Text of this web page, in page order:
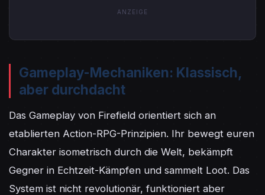
ANZEIGE
Gameplay-Mechaniken: Klassisch,
aber durchdacht
Das Gameplay von Firefield orientiert sich an
etablierten Action-RPG-Prinzipien. Ihr bewegt euren
Charakter isometrisch durch die Welt, bekämpft
Gegner in Echtzeit-Kämpfen und sammelt Loot. Das
System ist nicht revolutionär, funktioniert aber